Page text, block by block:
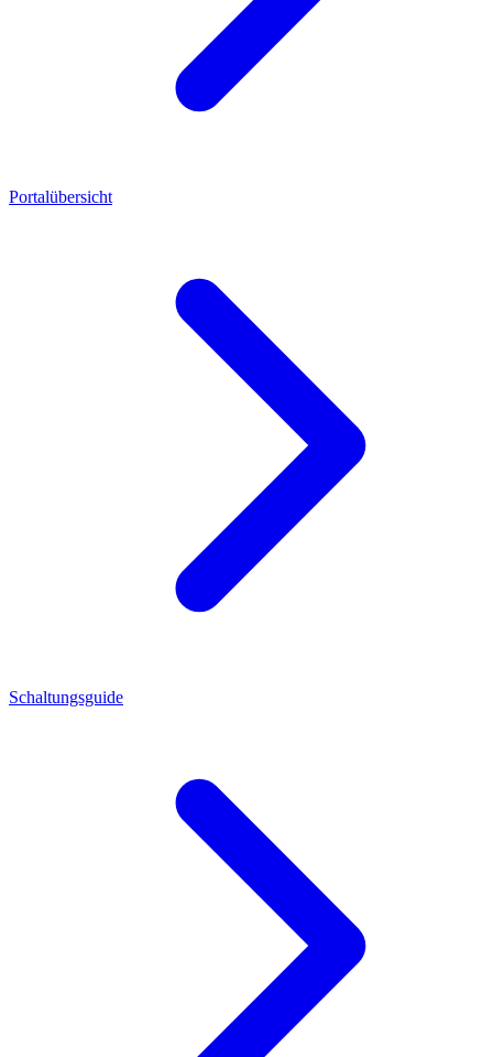
Portalübersicht
Schaltungsguide